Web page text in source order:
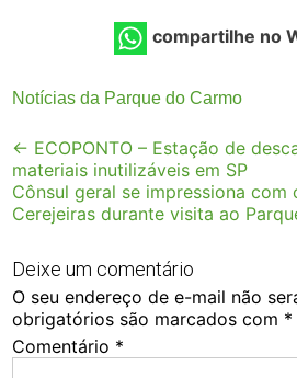
compartilhe no
Notícias da Parque do Carmo
Post
navigation
← ECOPONTO – Estação de
materiais inutilizáveis em SP
Cônsul geral se impressiona com
Cerejeiras durante visita ao
Deixe um comentário
O seu endereço de e-mail não
obrigatórios são marcados com *
Comentário *